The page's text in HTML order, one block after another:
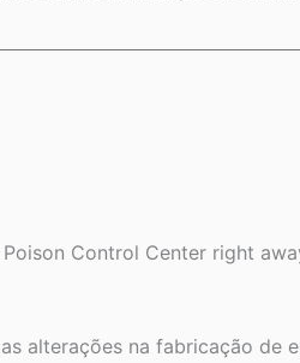
Control Center right
alterações na fabricação de